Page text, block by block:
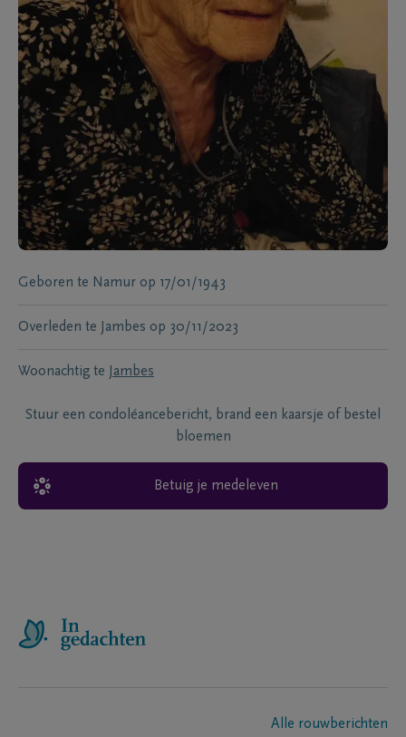
Geboren te Namur op 17/01/1943
Overleden te Jambes op 30/11/2023
Woonachtig te Jambes
Stuur een condoléancebericht, brand een kaarsje of bestel
bloemen
Betuig je medeleven
Alle rouwberichten